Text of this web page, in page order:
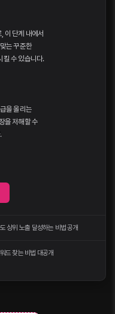
이 단계 내에서
는 꾸준한
킬 수 있습니다.
을 올리는
을 저해할 수
상위 노출 달성하는 비법 공개
드 찾는 비법 대공개